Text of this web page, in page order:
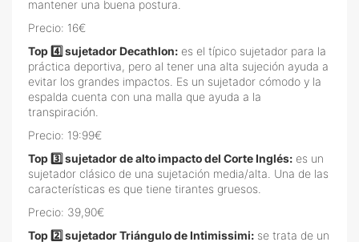
mantener una buena postura.
Precio: 16€
Top 4️⃣ sujetador Decathlon: es el típico sujetador para la
práctica deportiva, pero al tener una alta sujeción ayuda a
evitar los grandes impactos. Es un sujetador cómodo y la
espalda cuenta con una malla que ayuda a la
transpiración.
Precio: 19:99€
Top 3️⃣ sujetador de alto impacto del Corte Inglés: es un
sujetador clásico de una sujetación media/alta. Una de las
características es que tiene tirantes gruesos.
Precio: 39,90€
Top 2️⃣ sujetador Triángulo de Intimissimi: se trata de un